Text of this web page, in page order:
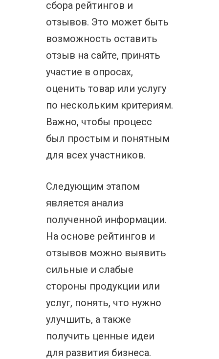
сбора рейтингов и
отзывов. Это может быть
возможность оставить
отзыв на сайте, принять
участие в опросах,
оценить товар или услугу
по нескольким критериям.
Важно, чтобы процесс
был простым и понятным
для всех участников.
Следующим этапом
является анализ
полученной информации.
На основе рейтингов и
отзывов можно выявить
сильные и слабые
стороны продукции или
услуг, понять, что нужно
улучшить, а также
получить ценные идеи
для развития бизнеса.